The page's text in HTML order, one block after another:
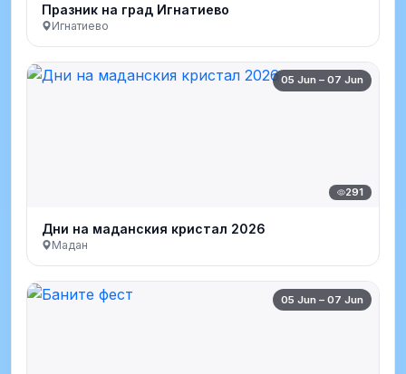
Празник на град Игнатиево
Игнатиево
05 Jun – 07 Jun
291
Дни на маданския кристал 2026
Мадан
05 Jun – 07 Jun